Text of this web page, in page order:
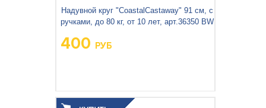
Надувной круг "CoastalCastaway" 91 см, с
ручками, до 80 кг, от 10 лет, арт.36350 BW
400 РУБ